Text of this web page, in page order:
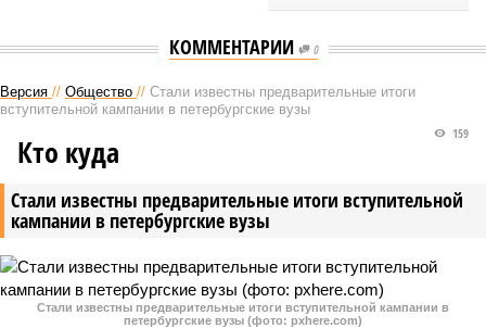
КОММЕНТАРИИ 0
Версия // Общество // Стали известны предварительные итоги
вступительной кампании в петербургские вузы
Стали известны предварительные итоги вступительной
кампании в петербургские вузы
159
Кто куда
Стали известны предварительные итоги вступительной кампании в
петербургские вузы (фото: pxhere.com)